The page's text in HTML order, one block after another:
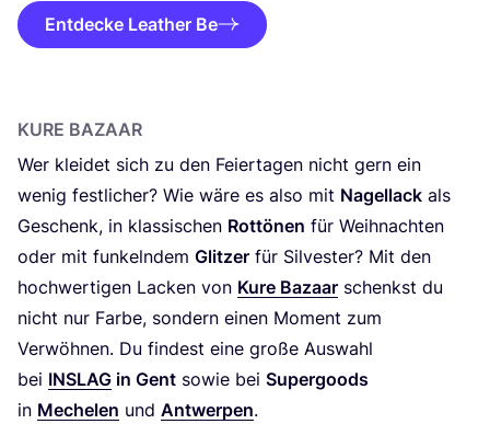
Entdecke Leather Be
KURE BAZAAR
Wer klei­det sich zu den Fei­er­ta­gen nicht gern ein
wenig fest­li­cher? Wie wäre es also mit Nagel­lack als
Geschenk, in klas­si­schen Rot­tö­nen für Weih­nach­ten
oder mit fun­keln­dem Glit­zer für Sil­ves­ter? Mit den
hoch­wer­ti­gen Lacken von Kure Bazaar schenkst du
nicht nur Far­be, son­dern einen Moment zum
Ver­wöh­nen. Du fin­dest eine gro­ße Aus­wahl
bei INS­LAG in Gent sowie bei Super­goods
in Mechelen und Ant­wer­pen.